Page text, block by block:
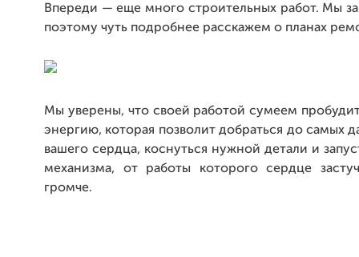
Впереди — еще много строительных работ. Мы за
поэтому чуть подробнее расскажем о планах
Мы уверены, что своей работой сумеем
энергию, которая позволит добраться до самых
вашего сердца, коснуться нужной детали и
механизма, от работы которого сердце
громче.